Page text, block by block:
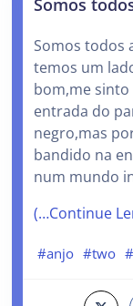
Somos todos
temos um
bom,me
entrada do
negro,mas
bandido na
num mundo
(…Continue
#anjo #two